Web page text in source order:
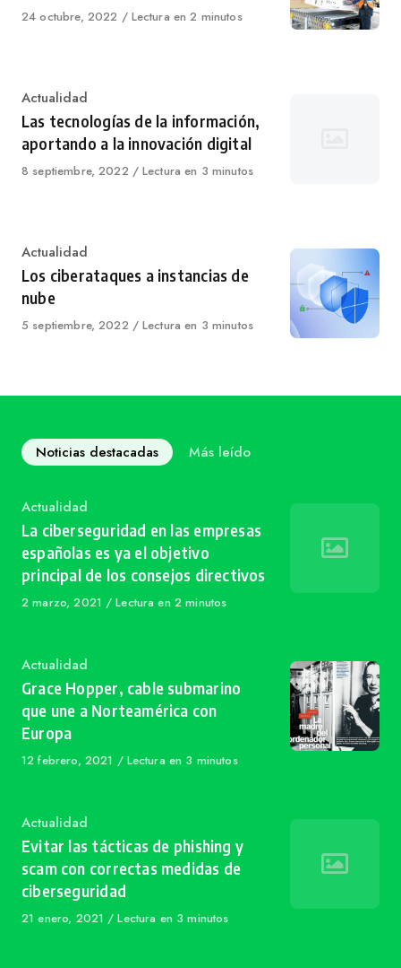
Published
24 octubre, 2022 Lectura en 2 minutos
Category
Actualidad
Las tecnologías de la información,
aportando a la innovación digital
Published
8 septiembre, 2022 Lectura en 3 minutos
Category
Actualidad
Los ciberataques a instancias de
nube
Published
5 septiembre, 2022 Lectura en 3 minutos
Noticias destacadas Más leído
Category
Actualidad
La ciberseguridad en las empresas
españolas es ya el objetivo
principal de los consejos directivos
Published
2 marzo, 2021 Lectura en 2 minutos
Category
Actualidad
Grace Hopper, cable submarino
que une a Norteamérica con
Europa
Published
12 febrero, 2021 Lectura en 3 minutos
Category
Actualidad
Evitar las tácticas de phishing y
scam con correctas medidas de
ciberseguridad
Published
21 enero, 2021 Lectura en 3 minutos